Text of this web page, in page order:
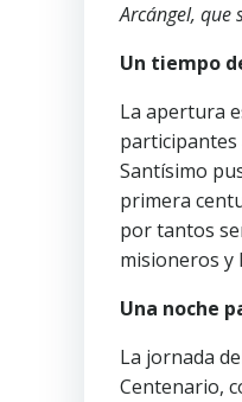
Arcángel, que
Un tiempo
La apertura
participantes
Santísimo
primera
por tantos
misioneros y
Una noche
La jornada
Centenario,